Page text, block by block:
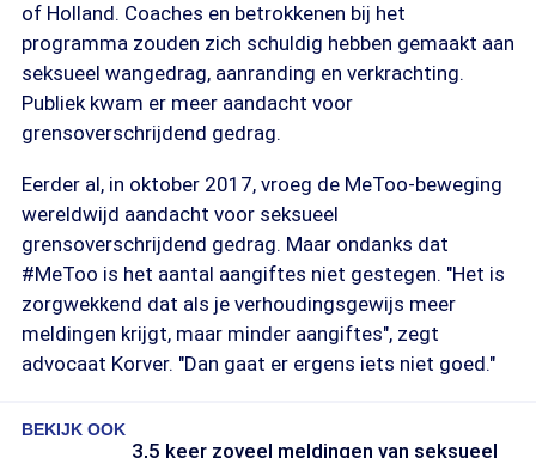
of Holland. Coaches en betrokkenen bij het
programma zouden zich schuldig hebben gemaakt aan
seksueel wangedrag, aanranding en verkrachting.
Publiek kwam er meer aandacht voor
grensoverschrijdend gedrag.
Eerder al, in oktober 2017, vroeg de MeToo-beweging
wereldwijd aandacht voor seksueel
grensoverschrijdend gedrag. Maar ondanks dat
#MeToo is het aantal aangiftes niet gestegen. "Het is
zorgwekkend dat als je verhoudingsgewijs meer
meldingen krijgt, maar minder aangiftes", zegt
advocaat Korver. "Dan gaat er ergens iets niet goed."
BEKIJK OOK
3,5 keer zoveel meldingen van seksueel